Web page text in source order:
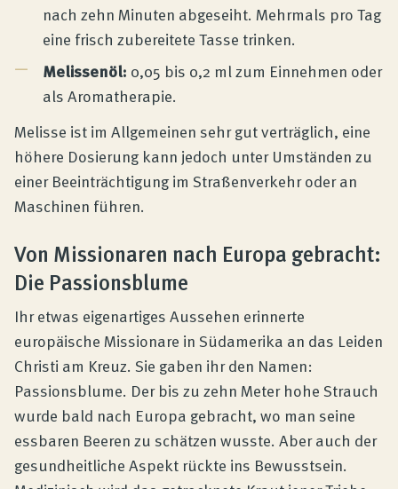
nach zehn Minuten abgeseiht. Mehrmals pro Tag
eine frisch zubereitete Tasse trinken.
Melissenöl: 0,05 bis 0,2 ml zum Einnehmen oder
als Aromatherapie.
Melisse ist im Allgemeinen sehr gut verträglich, eine
höhere Dosierung kann jedoch unter Umständen zu
einer Beeinträchtigung im Straßenverkehr oder an
Maschinen führen.
Von Missionaren nach Europa gebracht:
Die Passionsblume
Ihr etwas eigenartiges Aussehen erinnerte
europäische Missionare in Südamerika an das Leiden
Christi am Kreuz. Sie gaben ihr den Namen:
Passionsblume. Der bis zu zehn Meter hohe Strauch
wurde bald nach Europa gebracht, wo man seine
essbaren Beeren zu schätzen wusste. Aber auch der
gesundheitliche Aspekt rückte ins Bewusstsein.